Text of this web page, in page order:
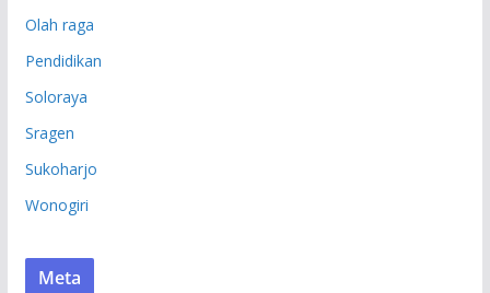
Olah raga
Pendidikan
Soloraya
Sragen
Sukoharjo
Wonogiri
Meta